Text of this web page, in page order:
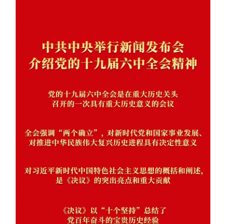
贵州 云南
陕西 甘肃 青海 宁夏
English Español Français عربى
Русский язык 日本語 한국어